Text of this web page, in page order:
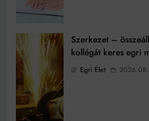
Szerkezet –
kollégát keres egri
Egri Élet